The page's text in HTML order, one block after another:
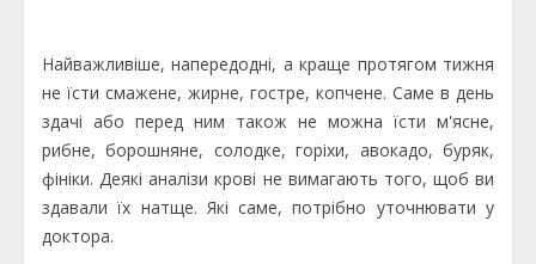
Найважливіше, напередодні, а краще протягом тижня
не їсти смажене, жирне, гостре, копчене. Саме в день
здачі або перед ним також не можна їсти м'ясне,
рибне, борошняне, солодке, горіхи, авокадо, буряк,
фініки. Деякі аналізи крові не вимагають того, щоб ви
здавали їх натще. Які саме, потрібно уточнювати у
доктора.